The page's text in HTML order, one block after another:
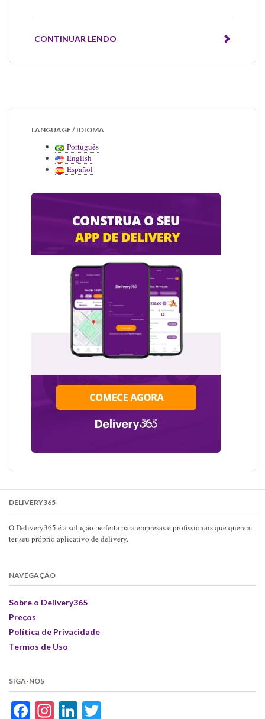
CONTINUAR LENDO
LANGUAGE / IDIOMA
Português
English
Español
DELIVERY365
O Delivery365 é a solução perfeita para empresas e profissionais que querem
ter seu próprio aplicativo de delivery.
NAVEGAÇÃO
Sobre o Delivery365
Preços
Política de Privacidade
Termos de Uso
SIGA-NOS
Facebook
Instagram
LinkedIn